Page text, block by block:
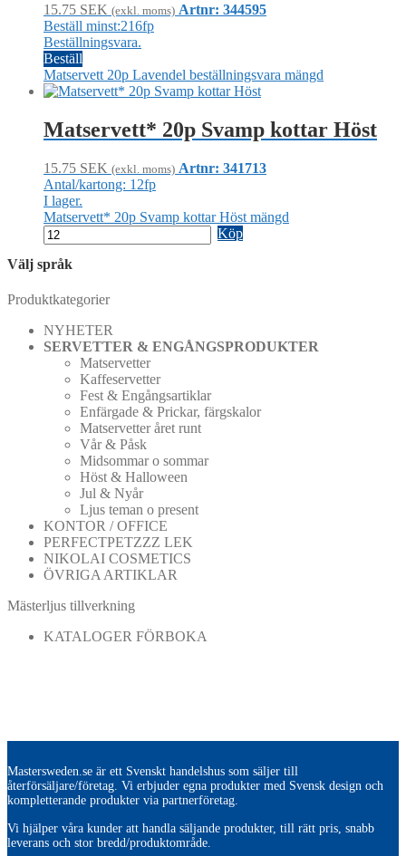
15.75 SEK (exkl. moms) Artnr: 344595
Beställ minst:216fp
Beställningsvara.
Beställ
Matservett 20p Lavendel beställningsvara mängd
Matservett* 20p Svamp kottar Höst
15.75 SEK (exkl. moms) Artnr: 341713
Antal/kartong: 12fp
I lager.
Matservett* 20p Svamp kottar Höst mängd
Köp
Välj språk
Produktkategorier
NYHETER
SERVETTER & ENGÅNGSPRODUKTER
Matservetter
Kaffeservetter
Fest & Engångsartiklar
Enfärgade & Prickar, färgskalor
Matservetter året runt
Vår & Påsk
Midsommar o sommar
Höst & Halloween
Jul & Nyår
Ljus teman o present
KONTOR / OFFICE
PERFECTPETZZZ LEK
NIKOLAI COSMETICS
ÖVRIGA ARTIKLAR
Mästerljus tillverkning
KATALOGER FÖRBOKA
Mastersweden.se är ett Svenskt handelshus som säljer till
återförsäljare/företag. Vi erbjuder egna produkter med Svensk design och
kompletterande produkter via partnerföretag.
Vi hjälper våra kunder att handla säljande produkter, till rätt pris, snabb
leverans och stor bredd/produktområde.